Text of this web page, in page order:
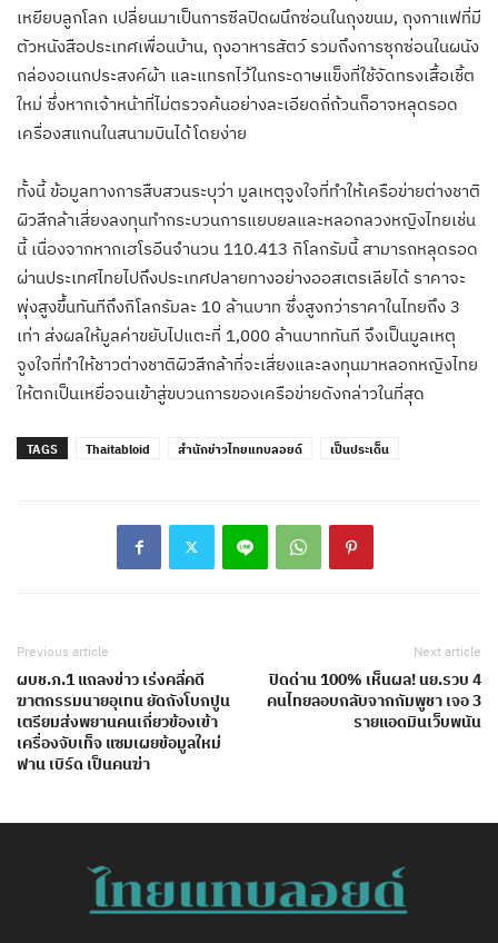
เหยียบลูกโลก เปลี่ยนมาเป็นการซีลปิดผนึกซ่อนในถุงขนม, ถุงกาแฟที่มี
ตัวหนังสือประเทศเพื่อนบ้าน, ถุงอาหารสัตว์ รวมถึงการซุกซ่อนในผนัง
กล่องอเนกประสงค์ผ้า และแทรกไว้ในกระดาษแข็งที่ใช้จัดทรงเสื้อเชิ้ต
ใหม่ ซึ่งหากเจ้าหน้าที่ไม่ตรวจค้นอย่างละเอียดถี่ถ้วนก็อาจหลุดรอด
เครื่องสแกนในสนามบินได้โดยง่าย
ทั้งนี้ ข้อมูลทางการสืบสวนระบุว่า มูลเหตุจูงใจที่ทำให้เครือข่ายต่างชาติ
ผิวสีกล้าเสี่ยงลงทุนทำกระบวนการแยบยลและหลอกลวงหญิงไทยเช่น
นี้ เนื่องจากหากเฮโรอีนจำนวน 110.413 กิโลกรัมนี้ สามารถหลุดรอด
ผ่านประเทศไทยไปถึงประเทศปลายทางอย่างออสเตรเลียได้ ราคาจะ
พุ่งสูงขึ้นทันทีถึงกิโลกรัมละ 10 ล้านบาท ซึ่งสูงกว่าราคาในไทยถึง 3
เท่า ส่งผลให้มูลค่าขยับไปแตะที่ 1,000 ล้านบาททันที จึงเป็นมูลเหตุ
จูงใจที่ทำให้ชาวต่างชาติผิวสีกล้าที่จะเสี่ยงและลงทุนมาหลอกหญิงไทย
ให้ตกเป็นเหยื่อจนเข้าสู่ขบวนการของเครือข่ายดังกล่าวในที่สุด
TAGS Thaitabloid สำนักข่าวไทยแทบลอยด์ เป็นประเด็น
Previous article
ผบช.ภ.1 แถลงข่าว เร่งคลี่คดี
ฆาตกรรมนายอุเทน ยัดถังโบกปูน
เตรียมส่งพยานคนเกี่ยวข้องเข้า
เครื่องจับเท็จ แซมเผยข้อมูลใหม่
ฟาน เบิร์ด เป็นคนฆ่า
Next article
ปิดด่าน 100% เห็นผล! นย.รวบ 4
คนไทยลอบกลับจากกัมพูชา เจอ 3
รายแอดมินเว็บพนัน